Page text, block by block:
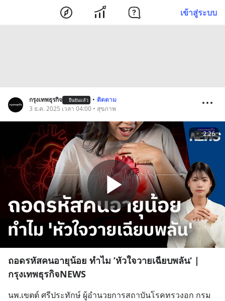
เข้าสู่ระบบ
กรุงเทพธุรกิจ ยืนยันแล้ว • ติดตาม
3 ธ.ค. 2025 เวลา 04:00 • สุขภาพ
2:26
ถอดรหัสคนอายุน้อย ทำไม ’หัวใจวายเฉียบพลัน‘ |
กรุงเทพธุรกิจNEWS
นพ.เขตต์ ศรีประทักษ์ ผู้อำนวยการสถาบันโรคทรวงอก กรม